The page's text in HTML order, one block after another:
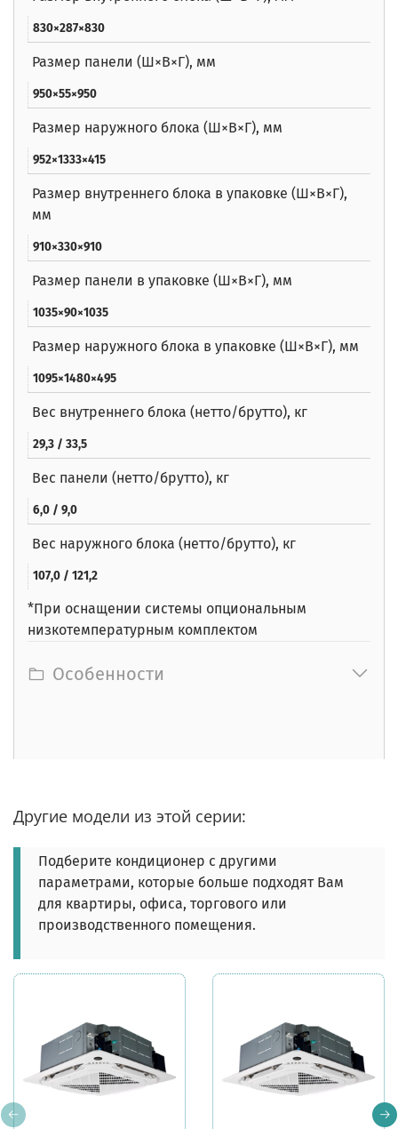
830×287×830
Размер панели (Ш×В×Г), мм
950×55×950
Размер наружного блока (Ш×В×Г), мм
952×1333×415
Размер внутреннего блока в упаковке (Ш×В×Г),
мм
910×330×910
Размер панели в упаковке (Ш×В×Г), мм
1035×90×1035
Размер наружного блока в упаковке (Ш×В×Г), мм
1095×1480×495
Вес внутреннего блока (нетто/брутто), кг
29,3 / 33,5
Вес панели (нетто/брутто), кг
6,0 / 9,0
Вес наружного блока (нетто/брутто), кг
107,0 / 121,2
*При оснащении системы опциональным
низкотемпературным комплектом
Особенности
Другие модели из этой серии:
Подберите кондиционер с другими
параметрами, которые больше подходят Вам
для квартиры, офиса, торгового или
производственного помещения.